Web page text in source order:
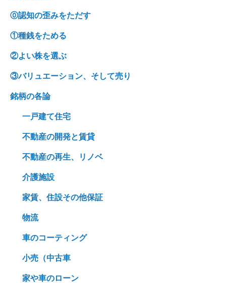
⓪認知の歪みをただす
①種銭をためる
②よい株を選ぶ
③バリュエーション、そして売り
銘柄の各論
一戸建て住宅
不動産の開発と賃貸
不動産の再生、リノベ
介護施設
家賃、住設その他保証
物流
車のコーティング
小売（中古車
家や車のローン